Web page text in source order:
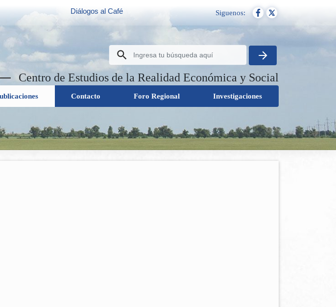
Diálogos al Café Siguenos:
Centro de Estudios de la Realidad Económica y Social
Contacto Foro Regional Investigaciones